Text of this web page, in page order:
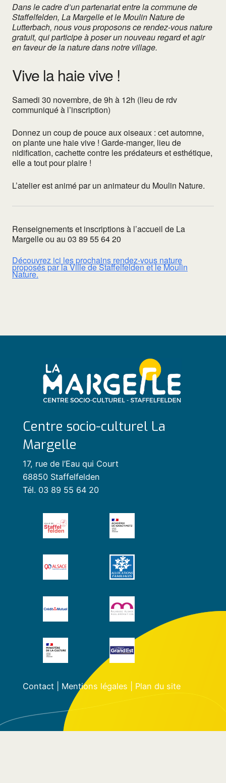
Dans le cadre d’un partenariat entre la commune de
Staffelfelden, La Margelle et le Moulin Nature de
Lutterbach, nous vous proposons ce rendez-vous nature
gratuit, qui participe à poser un nouveau regard et agir
en faveur de la nature dans notre village.
Vive la haie vive !
Samedi 30 novembre, de 9h à 12h (lieu de rdv
communiqué à l’inscription)
Donnez un coup de pouce aux oiseaux : cet automne,
on plante une haie vive ! Garde-manger, lieu de
nidification, cachette contre les prédateurs et esthétique,
elle a tout pour plaire !
L’atelier est animé par un animateur du Moulin Nature.
Renseignements et inscriptions à l’accueil de La
Margelle ou au 03 89 55 64 20
Découvrez ici les prochains rendez-vous nature
proposés par la Ville de Staffelfelden et le Moulin
Nature.
Centre socio-culturel La
Margelle
17, rue de l’Eau qui Court
68850 Staffelfelden
Tél. 03 89 55 64 20
Contact| Mentions légales Plan du site